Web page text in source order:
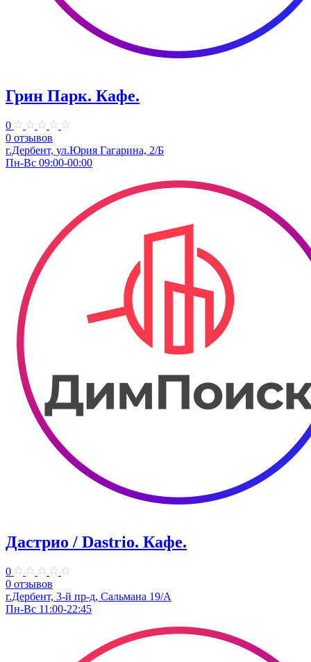
Грин Парк. Кафе.
0
0 отзывов
г.Дербент, ул.Юрия Гагарина, 2/Б
Пн-Вс 09:00-00:00
Дастрио / Dastrio. Кафе.
0
0 отзывов
г.Дербент, 3-й пр-д, Сальмана 19/А
Пн-Вс 11:00-22:45